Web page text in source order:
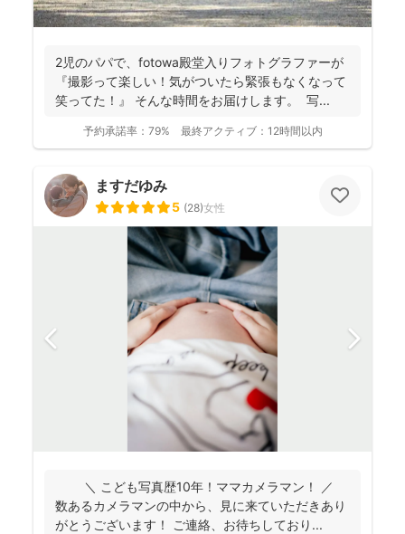
2児のパパで、fotowa殿堂入りフォトグラファーが
『撮影って楽しい！気がついたら緊張もなくなって
笑ってた！』 そんな時間をお届けします。 写...
予約承諾率： 79% 最終アクティブ： 12時間以内
ますだゆみ
5 (28)女性
＼ こども写真歴10年！ママカメラマン！ ／
数あるカメラマンの中から、見に来ていただきあり
がとうございます！ ご連絡、お待ちしており...